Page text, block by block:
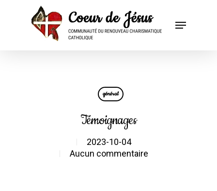
général
Témoignages
2023-10-04
Aucun commentaire